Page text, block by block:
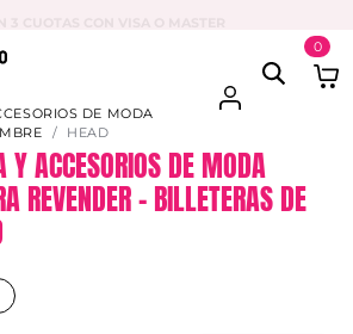
0
DE MODA
HEAD
Y ACCESORIOS DE MODA
REVENDER – BILLETERAS DE